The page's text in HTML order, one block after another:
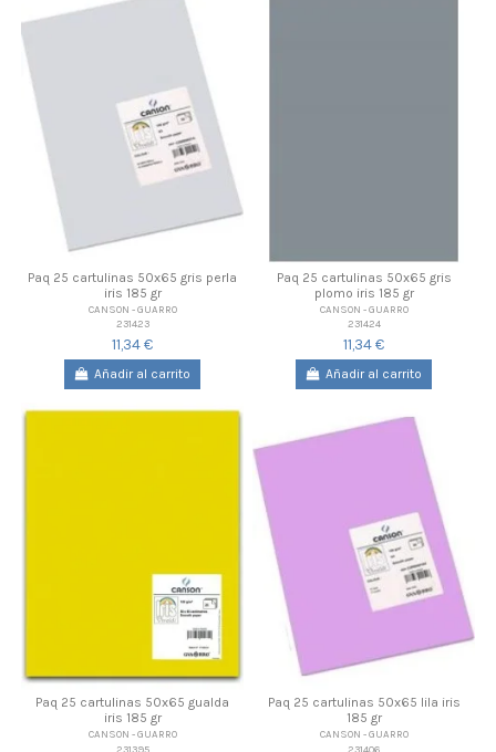
Paq 25 cartulinas 50x65 gris perla
iris 185 gr
CANSON - GUARRO
231423
11,34 €
Añadir al carrito
Paq 25 cartulinas 50x65 gris
plomo iris 185 gr
CANSON - GUARRO
231424
11,34 €
Añadir al carrito
Paq 25 cartulinas 50x65 gualda
iris 185 gr
CANSON - GUARRO
231395
Paq 25 cartulinas 50x65 lila iris
185 gr
CANSON - GUARRO
231406